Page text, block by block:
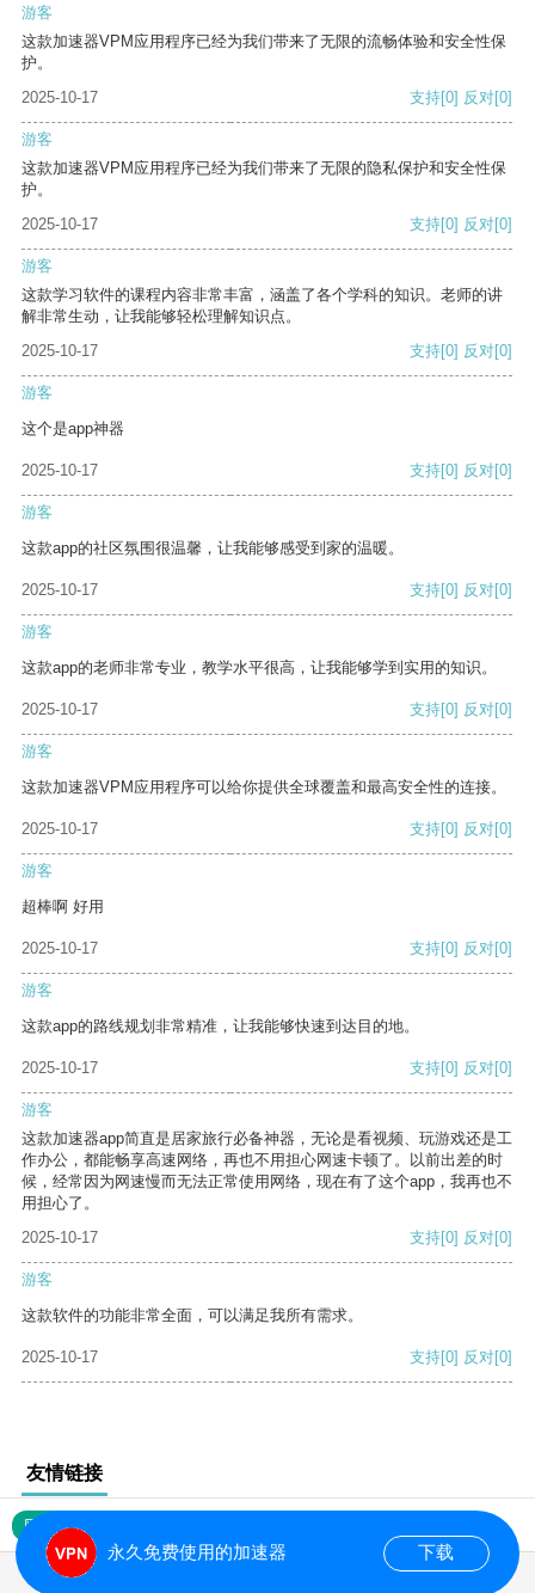
游客
这款加速器VPM应用程序已经为我们带来了无限的流畅体验和安全性保
护。
2025-10-17
支持[0] 反对[0]
游客
这款加速器VPM应用程序已经为我们带来了无限的隐私保护和安全性保
护。
2025-10-17
支持[0] 反对[0]
游客
这款学习软件的课程内容非常丰富，涵盖了各个学科的知识。老师的讲
解非常生动，让我能够轻松理解知识点。
2025-10-17
支持[0] 反对[0]
游客
这个是app神器
2025-10-17 支持[0] 反对[0]
游客
这款app的社区氛围很温馨，让我能够感受到家的温暖。
2025-10-17 支持[0] 反对[0]
游客
这款app的老师非常专业，教学水平很高，让我能够学到实用的知识。
2025-10-17 支持[0] 反对[0]
游客
这款加速器VPM应用程序可以给你提供全球覆盖和最高安全性的连接。
2025-10-17 支持[0] 反对[0]
游客
超棒啊 好用
2025-10-17 支持[0] 反对[0]
游客
这款app的路线规划非常精准，让我能够快速到达目的地。
2025-10-17 支持[0] 反对[0]
游客
这款加速器app简直是居家旅行必备神器，无论是看视频、玩游戏还是工
作办公，都能畅享高速网络，再也不用担心网速卡顿了。以前出差的时
候，经常因为网速慢而无法正常使用网络，现在有了这个app，我再也不
用担心了。
2025-10-17
支持[0] 反对[0]
游客
这款软件的功能非常全面，可以满足我所有需求。
2025-10-17 支持[0] 反对[0]
友情链接
网站地图
永久免费使用的加速器 下载